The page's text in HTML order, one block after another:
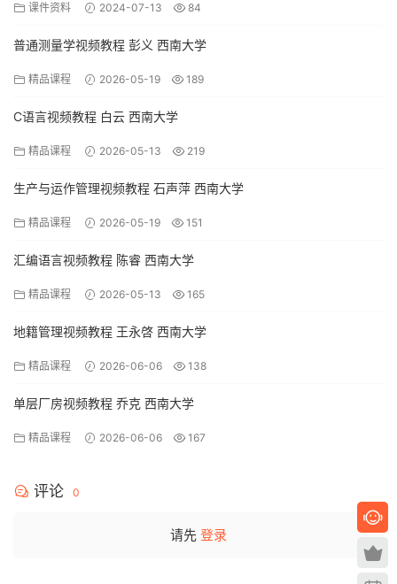
课件资料 2024-07-13 84
普通测量学视频教程 彭义 西南大学
精品课程 2026-05-19 189
C语言视频教程 白云 西南大学
精品课程 2026-05-13 219
生产与运作管理视频教程 石声萍 西南大学
精品课程 2026-05-19 151
汇编语言视频教程 陈睿 西南大学
精品课程 2026-05-13 165
地籍管理视频教程 王永啓 西南大学
精品课程 2026-06-06 138
单层厂房视频教程 乔克 西南大学
精品课程 2026-06-06 167
评论 0
请先 登录